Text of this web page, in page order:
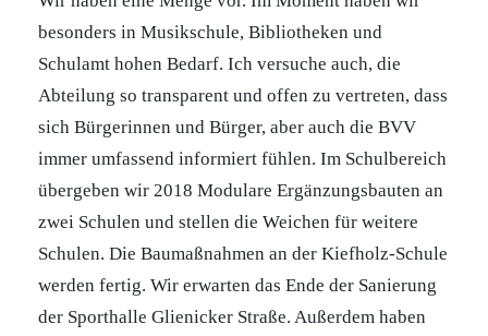
besonders in Musikschule, Bibliotheken und
Schulamt hohen Bedarf. Ich versuche auch, die
Abteilung so transparent und offen zu vertreten, dass
sich Bürgerinnen und Bürger, aber auch die BVV
immer umfassend informiert fühlen. Im Schulbereich
übergeben wir 2018 Modulare Ergänzungsbauten an
zwei Schulen und stellen die Weichen für weitere
Schulen. Die Baumaßnahmen an der Kiefholz-Schule
werden fertig. Wir erwarten das Ende der Sanierung
der Sporthalle Glienicker Straße. Außerdem haben